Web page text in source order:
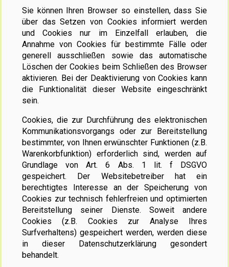
Sie können Ihren Browser so einstellen, dass Sie
über das Setzen von Cookies informiert werden
und Cookies nur im Einzelfall erlauben, die
Annahme von Cookies für bestimmte Fälle oder
generell ausschließen sowie das automatische
Löschen der Cookies beim Schließen des Browser
aktivieren. Bei der Deaktivierung von Cookies kann
die Funktionalität dieser Website eingeschränkt
sein.
Cookies, die zur Durchführung des elektronischen
Kommunikationsvorgangs oder zur Bereitstellung
bestimmter, von Ihnen erwünschter Funktionen (z.B.
Warenkorbfunktion) erforderlich sind, werden auf
Grundlage von Art. 6 Abs. 1 lit. f DSGVO
gespeichert. Der Websitebetreiber hat ein
berechtigtes Interesse an der Speicherung von
Cookies zur technisch fehlerfreien und optimierten
Bereitstellung seiner Dienste. Soweit andere
Cookies (z.B. Cookies zur Analyse Ihres
Surfverhaltens) gespeichert werden, werden diese
in dieser Datenschutzerklärung gesondert
behandelt.